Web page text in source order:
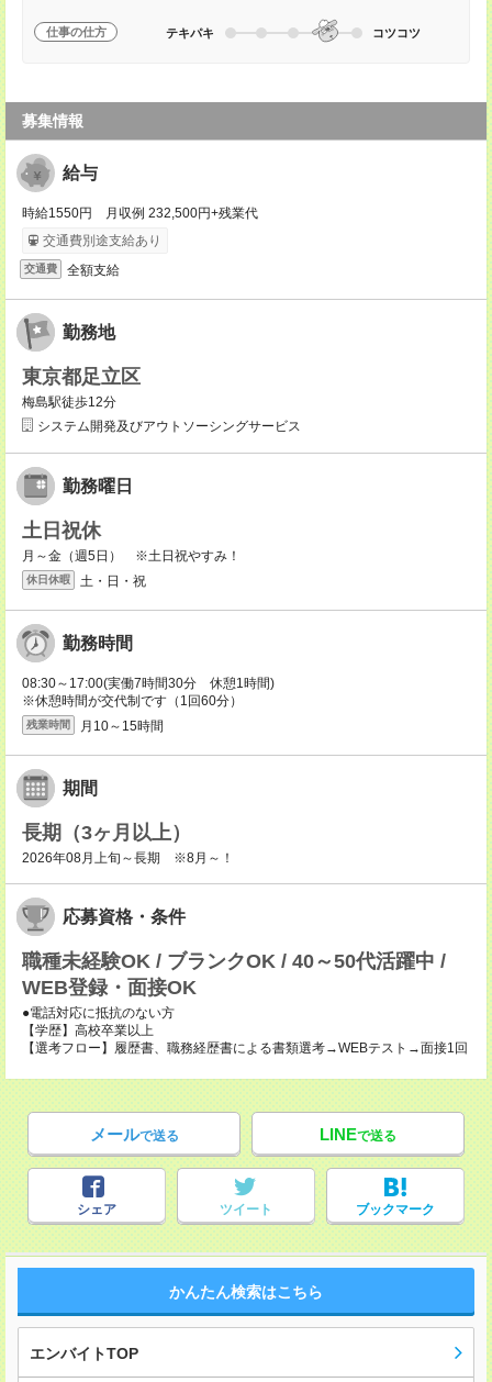
仕事の仕方 テキパキ コツコツ
募集情報
給与
時給1550円 月収例 232,500円+残業代
交通費別途支給あり
交通費 全額支給
勤務地
東京都足立区
梅島駅徒歩12分
システム開発及びアウトソーシングサービス
勤務曜日
土日祝休
月～金（週5日） ※土日祝やすみ！
休日休暇 土・日・祝
勤務時間
08:30～17:00(実働7時間30分 休憩1時間)
※休憩時間が交代制です（1回60分）
残業時間 月10～15時間
期間
長期（3ヶ月以上）
2026年08月上旬～長期 ※8月～！
応募資格・条件
職種未経験OK / ブランクOK / 40～50代活躍中 /
WEB登録・面接OK
●電話対応に抵抗のない方
【学歴】高校卒業以上
【選考フロー】履歴書、職務経歴書による書類選考→WEBテスト→面接1回
メールで送る LINEで送る
シェア ツイート ブックマーク
かんたん検索はこちら
エンバイトTOP